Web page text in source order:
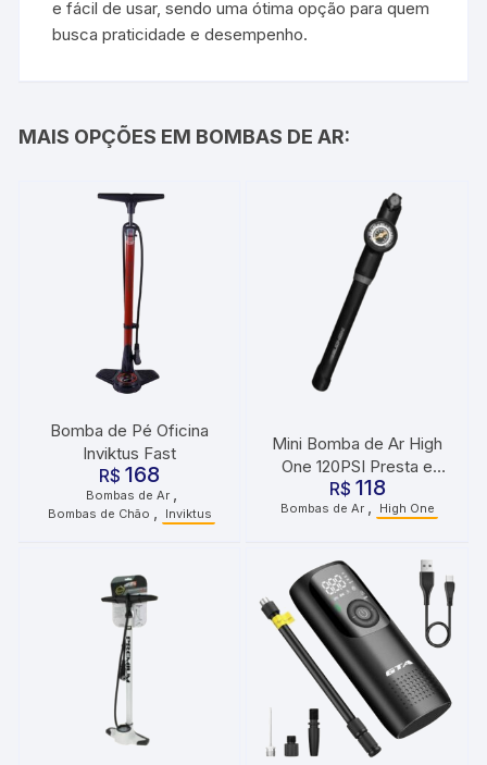
e fácil de usar, sendo uma ótima opção para quem
busca praticidade e desempenho.
MAIS OPÇÕES EM BOMBAS DE AR:
Bomba de Pé Oficina
Inviktus Fast
R$ 168
Bombas de Ar
Bombas de Chão Inviktus
Mini Bomba de Ar High
One 120PSI Presta e
Schrader com
Mangueira
R$ 118
Bombas de Ar , High One